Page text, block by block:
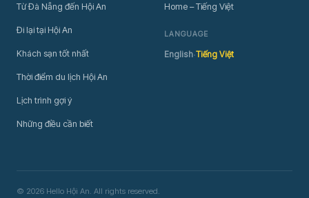
Từ Đà Nẵng đến Hội An
Đi lại tại Hội An
Khách sạn tốt nhất
Thời điểm du lịch Hội An
Lịch trình gợi ý
Những điều cần biết
Home – Tiếng Việt
LANGUAGE
English·Tiếng Việt
© 2026 Hello Hội An. All rights reserved.